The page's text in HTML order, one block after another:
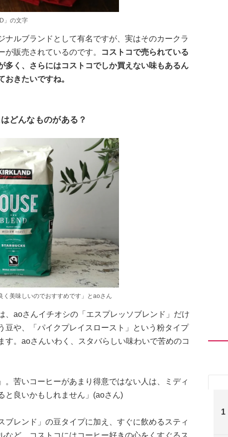
」の文字
ナルブランドとして有名ですが、実はそのカークラ
販売されているのです。
コストコで売られている
多く、さらにはコストコでしか買えない味もあるん
きたいですね。
どんなものがある？
く美味しいのでおすすめです」とaoさん
、aoさんイチオシの「エスプレッソブレンド」だけ
豆や、「パイクプレイスロースト」という粉タイプ
。aoさんいわく、スタバらしい味わいで苦めのコ
。苦いコーヒーがあまり得意ではない人は、ミディ
と良いかもしれません」(aoさん)
レンド」の豆タイプに加え、すぐに飲めるスティ
など、コストコにはコーヒー好きの心をくすぐるス
1